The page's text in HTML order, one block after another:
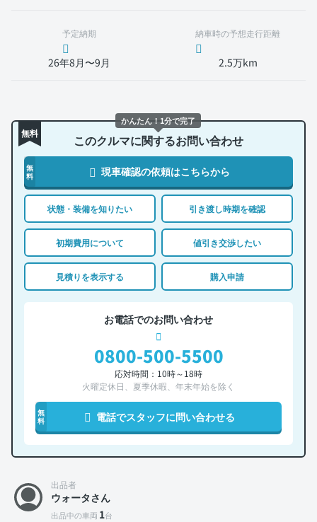
予定納期
26年8月〜9月
納車時の予想走行距離
2.5万km
無料 このクルマに関するお問い合わせ
無
料
現車確認の依頼はこちらから
状態・装備を知りたい 引き渡し時期を確認
初期費用について 値引き交渉したい
見積りを表示する 購入申請
お電話でのお問い合わせ
0800-500-5500
応対時間：10時～18時
火曜定休日、夏季休暇、年末年始を除く
無
料
電話でスタッフに問い合わせる
出品者
ウォータさん
出品中の車両 1台
かんたん！1分で完了